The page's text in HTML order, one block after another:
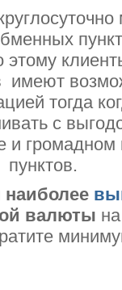
этому
имеют
тогда
с
и
пунктов.
наиболее
валюты